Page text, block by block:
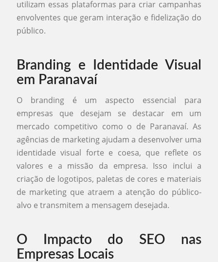
utilizam essas plataformas para criar campanhas
envolventes que geram interação e fidelização do
público.
Branding e Identidade Visual
em Paranavaí
O branding é um aspecto essencial para
empresas que desejam se destacar em um
mercado competitivo como o de Paranavaí. As
agências de marketing ajudam a desenvolver uma
identidade visual forte e coesa, que reflete os
valores e a missão da empresa. Isso inclui a
criação de logotipos, paletas de cores e materiais
de marketing que atraem a atenção do público-
alvo e transmitem a mensagem desejada.
O Impacto do SEO nas
Empresas Locais